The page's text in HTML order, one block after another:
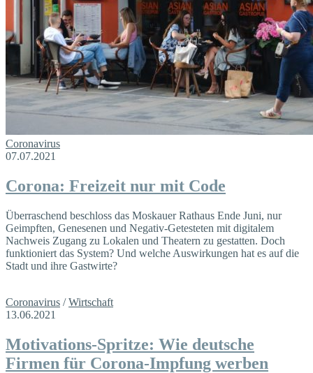
Coronavirus
07.07.2021
Corona: Freizeit nur mit Code
Überraschend beschloss das Moskauer Rathaus Ende Juni, nur
Geimpften, Genesenen und Negativ-Getesteten mit digitalem
Nachweis Zugang zu Lokalen und Theatern zu gestatten. Doch
funktioniert das System? Und welche Auswirkungen hat es auf die
Stadt und ihre Gastwirte?
Coronavirus /Wirtschaft
13.06.2021
Motivations-Spritze: Wie deutsche
Firmen für Corona-Impfung werben